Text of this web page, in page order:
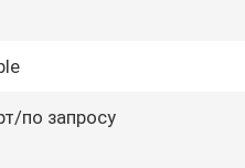
по запросу